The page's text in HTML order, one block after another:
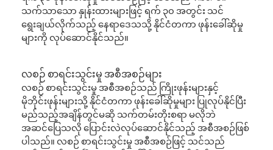
သက်သာသော နှုန်းထားများဖြင့် ရက် ၃၀ အတွင်း သင်
ရွေးချယ်လိုက်သည့် နေရာဒေသသို့ နိုင်ငံတကာ ဖုန်းခေါ်ဆိုမှု
များကို လုပ်ဆောင်နိုင်သည်။
လစဉ် စာရင်းသွင်းမှု အစီအစဉ်များ
လစဉ် စာရင်းသွင်းမှု အစီအစဉ်သည် ကြိုးဖုန်းများနှင့်
မိုဘိုင်းဖုန်းများသို့ နိုင်ငံတကာ ဖုန်းခေါ်ဆိုမှုများ ပြုလုပ်နိုင်ပြီး
မည်သည့်အချိန်တွင်မဆို သက်တမ်းတိုးစရာ မလိုဘဲ
အဆင်ပြေသလို ပြောင်းလဲလုပ်ဆောင်နိုင်သည့် အစီအစဉ်ဖြစ်
ပါသည်။ လစဉ် စာရင်းသွင်းမှု အစီအစဉ်ဖြင့် သင်သည်